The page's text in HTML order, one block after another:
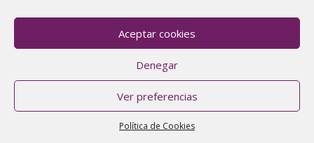
Aceptar cookies
Denegar
Ver preferencias
Política de Cookies
4,73/5